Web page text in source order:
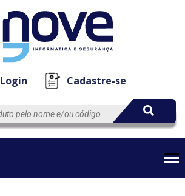
Login Cadastre-se
EmpresaAutomação